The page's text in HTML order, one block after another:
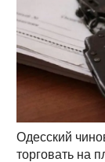
Одесский
торговать на